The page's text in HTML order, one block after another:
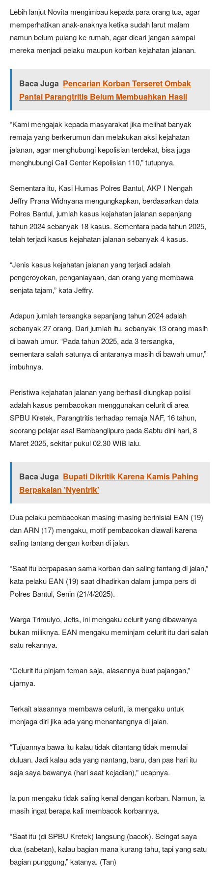
Lebih lanjut Novita mengimbau kepada para orang tua, agar
memperhatikan anak-anaknya ketika sudah larut malam
namun belum pulang ke rumah, agar dicari jangan sampai
mereka menjadi pelaku maupun korban kejahatan jalanan.
Baca Juga Pencarian Korban Terseret Ombak
Pantai Parangtritis Belum Membuahkan Hasil
“Kami mengajak kepada masyarakat jika melihat banyak
remaja yang berkerumun dan melakukan aksi kejahatan
jalanan, agar menghubungi kepolisian terdekat, bisa juga
menghubungi Call Center Kepolisian 110,” tutupnya.
Sementara itu, Kasi Humas Polres Bantul, AKP I Nengah
Jeffry Prana Widnyana mengungkapkan, berdasarkan data
Polres Bantul, jumlah kasus kejahatan jalanan sepanjang
tahun 2024 sebanyak 18 kasus. Sementara pada tahun 2025,
telah terjadi kasus kejahatan jalanan sebanyak 4 kasus.
“Jenis kasus kejahatan jalanan yang terjadi adalah
pengeroyokan, penganiayaan, dan orang yang membawa
senjata tajam,” kata Jeffry.
Adapun jumlah tersangka sepanjang tahun 2024 adalah
sebanyak 27 orang. Dari jumlah itu, sebanyak 13 orang masih
di bawah umur. “Pada tahun 2025, ada 3 tersangka,
sementara salah satunya di antaranya masih di bawah umur,”
imbuhnya.
Peristiwa kejahatan jalanan yang berhasil diungkap polisi
adalah kasus pembacokan menggunakan celurit di area
SPBU Kretek, Parangtritis terhadap remaja NAF, 16 tahun,
seorang pelajar asal Bambanglipuro pada Sabtu dini hari, 8
Maret 2025, sekitar pukul 02.30 WIB lalu.
Baca Juga Bupati Dikritik Karena Kamis Pahing
Berpakaian 'Nyentrik'
Dua pelaku pembacokan masing-masing berinisial EAN (19)
dan ARN (17) mengaku, motif pembacokan diawali karena
saling tantang dengan korban di jalan.
“Saat itu berpapasan sama korban dan saling tantang di jalan,”
kata pelaku EAN (19) saat dihadirkan dalam jumpa pers di
Polres Bantul, Senin (21/4/2025).
Warga Trimulyo, Jetis, ini mengaku celurit yang dibawanya
bukan miliknya. EAN mengaku meminjam celurit itu dari salah
satu rekannya.
“Celurit itu pinjam teman saja, alasannya buat pajangan,”
ujarnya.
Terkait alasannya membawa celurit, ia mengaku untuk
menjaga diri jika ada yang menantangnya di jalan.
“Tujuannya bawa itu kalau tidak ditantang tidak memulai
duluan. Jadi kalau ada yang nantang, baru, dan pas hari itu
saja saya bawanya (hari saat kejadian),” ucapnya.
Ia pun mengaku tidak saling kenal dengan korban. Namun, ia
masih ingat berapa kali membacok korbannya.
“Saat itu (di SPBU Kretek) langsung (bacok). Seingat saya
dua (sabetan), kalau bagian mana kurang tahu, tapi yang satu
bagian punggung,” katanya. (Tan)